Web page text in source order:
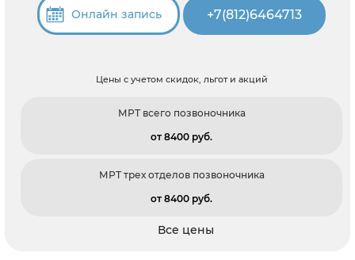
Онлайн запись +7(812)6464713
Цены с учетом скидок, льгот и акций
МРТ всего позвоночника
от 8400 pуб.
МРТ трех отделов позвоночника
от 8400 pуб.
Все цены